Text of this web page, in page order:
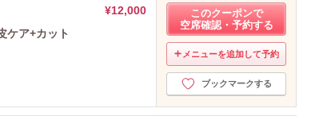
¥12,000
ケア+カット
このクーポンで
空席確認・予約する
メニューを追加して予約
ブックマークする